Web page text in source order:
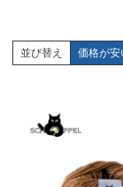
並び替え 価格が安